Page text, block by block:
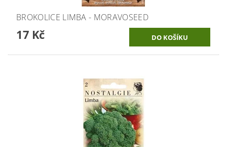
BROKOLICE LIMBA - MORAVOSEED
17 Kč